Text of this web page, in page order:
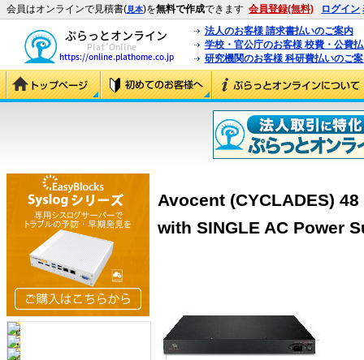
会員はオンラインで見積書(見本)を無料で作成できます 会員登録(無料) ログイン
法人のお客様 請求書払いのご案内
学校・官公庁のお客様 校費・公費
研究機関のお客様 科研費払いのご
Avocent (CYCLADES)
with SINGLE AC Power